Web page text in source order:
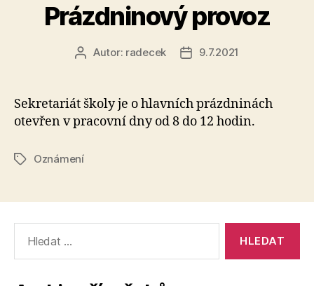
Prázdninový provoz
AutorAutor: radecek
Datum
9.7.2021
Sekretariát školy je o hlavních prázdninách
otevřen v pracovní dny od 8 do 12 hodin.
ŠtítkyOznámení
vyhledávání: